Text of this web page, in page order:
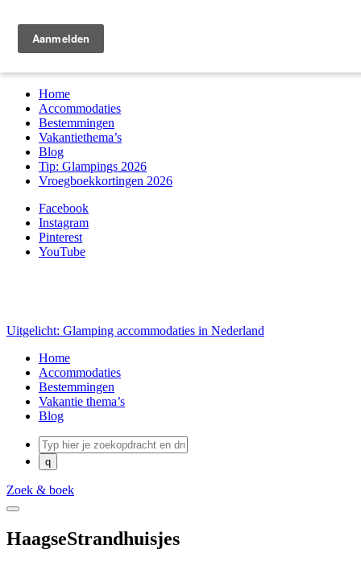
Home
Accommodaties
Bestemmingen
Vakantiethema’s
Blog
Tip: Glampings 2026
Vroegboekkortingen 2026
Facebook
Instagram
Pinterest
YouTube
Uitgelicht: Glamping accommodaties in Nederland
Home
Accommodaties
Bestemmingen
Vakantie thema’s
Blog
Zoek & boek
HaagseStrandhuisjes